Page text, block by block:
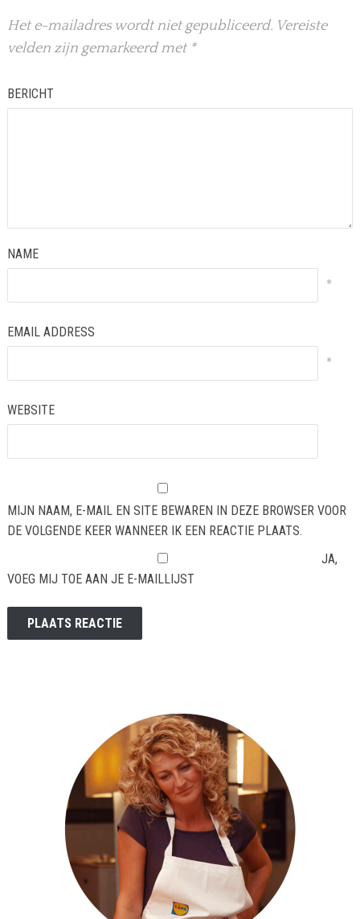
Het e-mailadres wordt niet gepubliceerd. Vereiste
velden zijn gemarkeerd met *
BERICHT
NAME
*
EMAIL ADDRESS
*
WEBSITE
MIJN NAAM, E-MAIL EN SITE BEWAREN IN DEZE BROWSER VOOR
DE VOLGENDE KEER WANNEER IK EEN REACTIE PLAATS.
JA,
VOEG MIJ TOE AAN JE E-MAILLIJST